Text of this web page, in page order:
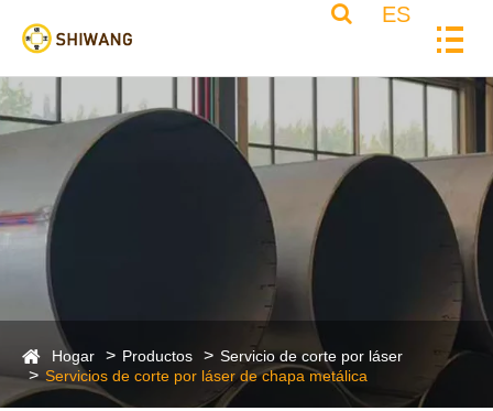
ES
Hogar Productos
Servicio de corte por láser
Servicios de corte por láser de chapa metálica